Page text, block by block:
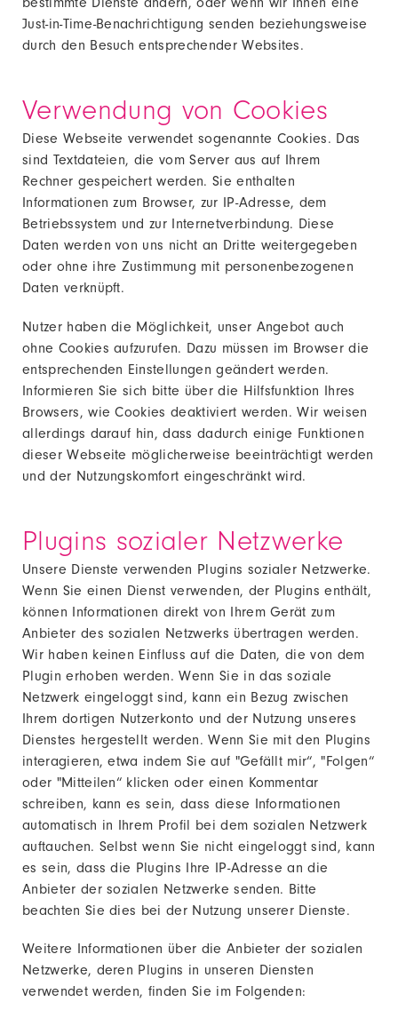
Just-in-Time-Benachrichtigung senden beziehungsweise
durch den Besuch entsprechender Websites.
Verwendung von Cookies
Diese Webseite verwendet sogenannte Cookies. Das
sind Textdateien, die vom Server aus auf Ihrem
Rechner gespeichert werden. Sie enthalten
Informationen zum Browser, zur IP-Adresse, dem
Betriebssystem und zur Internetverbindung. Diese
Daten werden von uns nicht an Dritte weitergegeben
oder ohne ihre Zustimmung mit personenbezogenen
Daten verknüpft.
Nutzer haben die Möglichkeit, unser Angebot auch
ohne Cookies aufzurufen. Dazu müssen im Browser die
entsprechenden Einstellungen geändert werden.
Informieren Sie sich bitte über die Hilfsfunktion Ihres
Browsers, wie Cookies deaktiviert werden. Wir weisen
allerdings darauf hin, dass dadurch einige Funktionen
dieser Webseite möglicherweise beeinträchtigt werden
und der Nutzungskomfort eingeschränkt wird.
Plugins sozialer Netzwerke
Unsere Dienste verwenden Plugins sozialer Netzwerke.
Wenn Sie einen Dienst verwenden, der Plugins enthält,
können Informationen direkt von Ihrem Gerät zum
Anbieter des sozialen Netzwerks übertragen werden.
Wir haben keinen Einfluss auf die Daten, die von dem
Plugin erhoben werden. Wenn Sie in das soziale
Netzwerk eingeloggt sind, kann ein Bezug zwischen
Ihrem dortigen Nutzerkonto und der Nutzung unseres
Dienstes hergestellt werden. Wenn Sie mit den Plugins
interagieren, etwa indem Sie auf "Gefällt mir“, "Folgen“
oder "Mitteilen“ klicken oder einen Kommentar
schreiben, kann es sein, dass diese Informationen
automatisch in Ihrem Profil bei dem sozialen Netzwerk
auftauchen. Selbst wenn Sie nicht eingeloggt sind, kann
es sein, dass die Plugins Ihre IP-Adresse an die
Anbieter der sozialen Netzwerke senden. Bitte
beachten Sie dies bei der Nutzung unserer Dienste.
Weitere Informationen über die Anbieter der sozialen
Netzwerke, deren Plugins in unseren Diensten
verwendet werden, finden Sie im Folgenden: